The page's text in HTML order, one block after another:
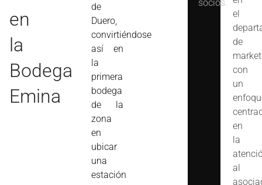
en
la
Bodega
Emina
de
Duero,
convirtiéndose
así en
la
primera
bodega
de la
zona
en
ubicar
una
estación
socios.
el
de
con
un
en
la
al